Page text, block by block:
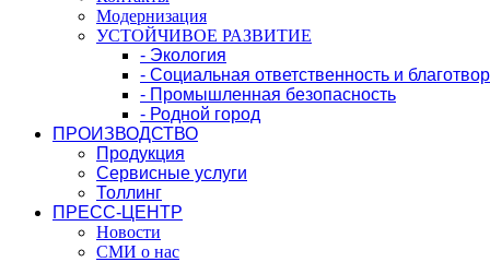
Модернизация
УСТОЙЧИВОЕ РАЗВИТИЕ
- Экология
- Социальная ответственность и
- Промышленная безопасность
- Родной город
ПРОИЗВОДСТВО
Продукция
Сервисные услуги
Толлинг
ПРЕСС-ЦЕНТР
Новости
СМИ о нас